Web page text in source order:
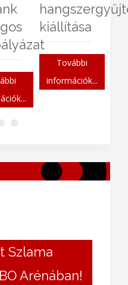
kiállítása
További
információk...
Szlama
Arénában!